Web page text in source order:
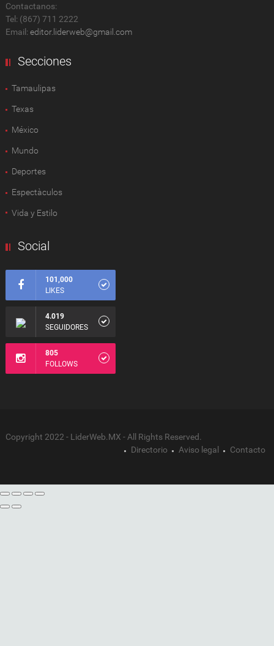
Contactanos:
Tel: (867) 711 2222
Email: editor.liderweb@gmail.com
Secciones
Tamaulipas
Texas
México
Mundo
Deportes
Espectàculos
Vida y Estilo
Social
101,000
LIKES
4.019
SEGUIDORES
805
FOLLOWS
Copyright 2022 - LiderWeb.MX - All Rights Reserved.
Directorio
Aviso legal Contacto